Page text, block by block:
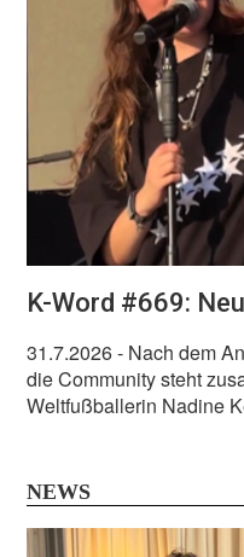
K-Word #669:
31.7.2026- Nach dem
die Community steht
Weltfußballerin Nadine
NEWS